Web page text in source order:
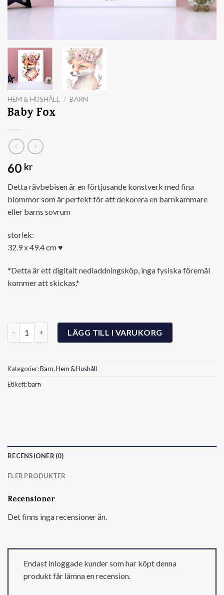
HEM & HUSHÅLL / BARN
Baby Fox
60 kr
Detta rävbebisen är en förtjusande konstverk med fina
blommor som är perfekt för att dekorera en barnkammare
eller barns sovrum
storlek:
32.9 x 49.4 cm ♥
*Detta är ett digitalt nedladdningsköp, inga fysiska föremål
kommer att skickas.*
LÄGG TILL I VARUKORG
Kategorier:Barn,Hem & Hushåll
Etikett:barn
RECENSIONER (0)
FLER PRODUKTER
Recensioner
Det finns inga recensioner än.
Endast inloggade kunder som har köpt denna
produkt får lämna en recension.